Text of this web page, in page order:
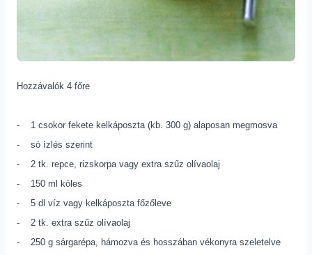
Hozzávalók 4 főre
- 1 csokor fekete kelkáposzta (kb. 300 g) alaposan megmosva
- só ízlés szerint
- 2 tk. repce, rizskorpa vagy extra szűz olívaolaj
- 150 ml köles
- 5 dl víz vagy kelkáposzta főzőleve
- 2 tk. extra szűz olívaolaj
- 250 g sárgarépa, hámozva és hosszában vékonyra szeletelve